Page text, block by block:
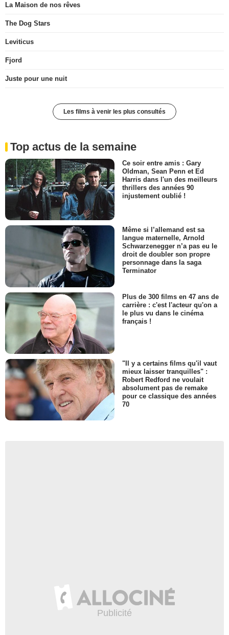
La Maison de nos rêves
The Dog Stars
Leviticus
Fjord
Juste pour une nuit
Les films à venir les plus consultés
Top actus de la semaine
Ce soir entre amis : Gary
Oldman, Sean Penn et Ed
Harris dans l'un des meilleurs
thrillers des années 90
injustement oublié !
Même si l’allemand est sa
langue maternelle, Arnold
Schwarzenegger n’a pas eu le
droit de doubler son propre
personnage dans la saga
Terminator
Plus de 300 films en 47 ans de
carrière : c'est l'acteur qu'on a
le plus vu dans le cinéma
français !
"Il y a certains films qu'il vaut
mieux laisser tranquilles" :
Robert Redford ne voulait
absolument pas de remake
pour ce classique des années
70